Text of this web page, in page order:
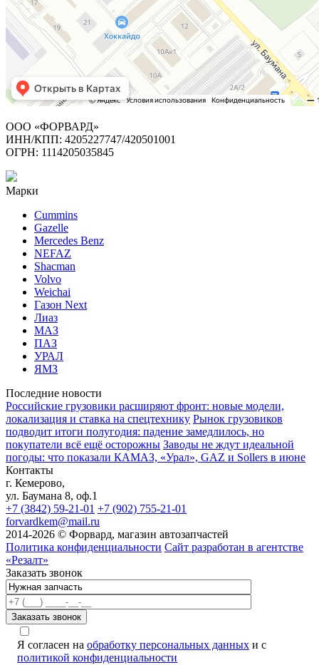
ООО «ФОРВАРД»
ИНН/КПП: 4205227747/420501001
ОГРН: 1114205035845
Марки
Cummins
Gazelle
Mercedes Benz
NEFAZ
Shacman
Volvo
Weichai
Газон Next
Лиаз
МАЗ
ПАЗ
УРАЛ
ЯМЗ
Последние новости
Российские грузовики расширяют фронт: новые модели,
локализация и ставка на спецтехнику Рынок грузовиков
подводит итоги полугодия: падение замедлилось, но
покупатели всё ещё осторожны Заводы не ждут идеальной
погоды: что показали КАМАЗ, «Урал», GAZ и Sollers в июне
Контакты
г. Кемерово,
ул. Баумана 8, оф.1
+7 (3842) 59-21-01 +7 (902) 755-21-01
forvardkem@mail.ru
2014-2026 © Форвард, магазин автозапчастей
Политика конфиденциальности Сайт разработан в агентстве
«Резалт»
Заказать звонок
Я согласен на обработку персональных данных и с
политикой конфиденциальности